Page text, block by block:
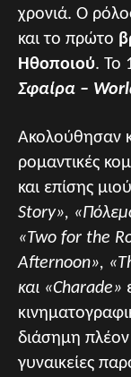
χρονιά. Ο
και το πρώτο
Ηθοποιού. Το
Σφαίρα –
Ακολούθησαν
ρομαντικές
και επίσης
Story»,
«Two for the
Afternoon»,
και «Charade»
διάσημη
γυναικείες